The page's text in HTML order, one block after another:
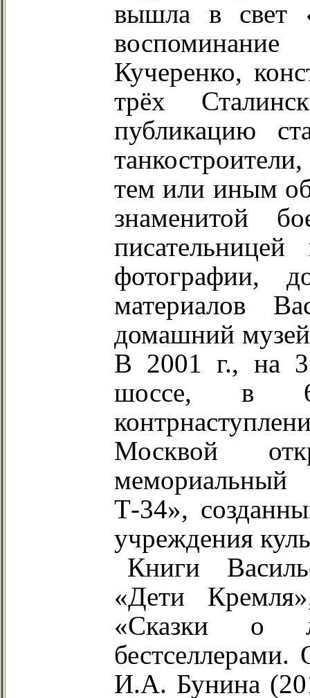
вышла в свет
Кучеренко,
трёх
публикацию
тем или иным
знаменитой
фотографии,
материалов
домашний музей
В 2001 г., на
шоссе, в
Москвой
Т-34»,
учреждения
Книги
«Дети
«Сказки о
И.А. Бунина